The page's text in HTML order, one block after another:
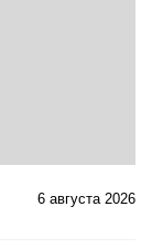
6 августа 2026